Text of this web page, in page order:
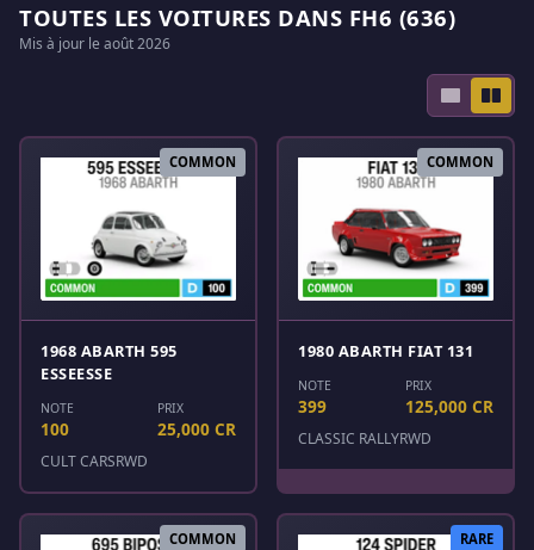
TOUTES LES VOITURES DANS FH6 (636)
Mis à jour le août 2026
COMMON
1968 ABARTH 595
ESSEESSE
NOTE
100
PRIX
25,000 CR
CULT CARSRWD
COMMON
1980 ABARTH FIAT 131
NOTE
399
PRIX
125,000 CR
CLASSIC RALLYRWD
COMMON RARE